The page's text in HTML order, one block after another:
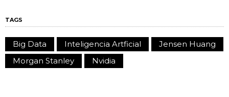
TAGS
Big Data Inteligencia Artficial
Jensen Huang
Morgan Stanley
Nvidia